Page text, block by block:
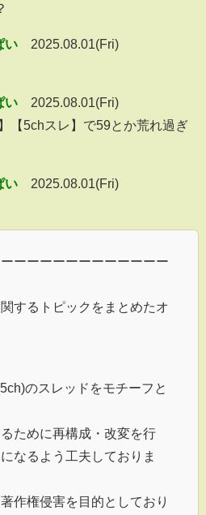
い
2025.08.01(Fri)
い
2025.08.01(Fri)
【5chスレ】で59とか荒れ過ぎ
い
2025.08.01(Fri)
ーーーーーーーーーーーー
するトピックをまとめたオ
のスレッドをモチーフと
ために再構成・改変を行
なるよう工夫しておりま
作権侵害を目的としており